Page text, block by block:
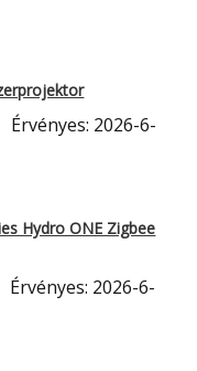
Érvényes: 2026-6-
Hydro ONE Zigbee
Érvényes: 2026-6-